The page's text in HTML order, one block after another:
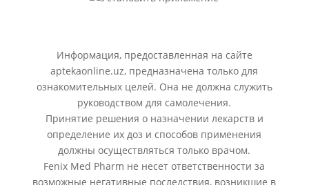
Информация, предоставленная на сайте
aptekaonline.uz, предназначена только для
ознакомительных целей. Она не должна служить
руководством для самолечения.
Принятие решения о назначении лекарств и
определение их доз и способов применения
должны осуществляться только врачом.
Fenix Med Pharm не несет ответственности за
возможные негативные последствия, возникшие в